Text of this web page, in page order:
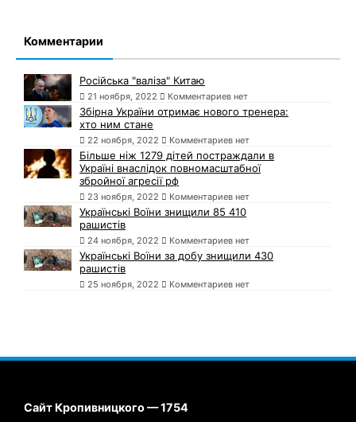
Комментарии
Російська "валіза" Китаю
21 ноября, 2022 Комментариев нет
Збірна України отримає нового тренера:
хто ним стане
22 ноября, 2022 Комментариев нет
Більше ніж 1279 дітей постраждали в
Україні внаслідок повномасштабної
збройної агресії рф
23 ноября, 2022 Комментариев нет
Українські Воїни знищили 85 410
рашистів
24 ноября, 2022 Комментариев нет
Українські Воїни за добу знищили 430
рашистів
25 ноября, 2022 Комментариев нет
Сайт Кропивницкого — 1754